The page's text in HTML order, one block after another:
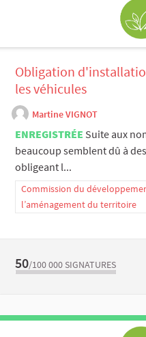
Obligation
les véhicules
Martine VIGNOT
ENREGISTRÉE Suite aux
beaucoup semblent dû à
obligeant l...
Commission du
l’aménagement du territoire
50/100 000 SIGNATURES